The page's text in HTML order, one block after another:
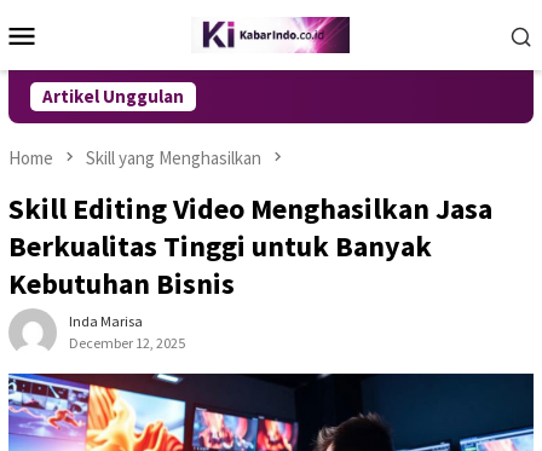
to
Menu
Artikel Unggulan
Home Skill yang Menghasilkan
Skill Editing Video Menghasilkan Jasa
Berkualitas Tinggi untuk Banyak
Kebutuhan Bisnis
Inda Marisa
December 12, 2025